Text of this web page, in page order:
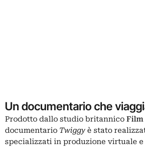
Un documentario che
Prodotto dallo studio britannico Film
documentario Twiggy è stato
specializzati in produzione virtuale e